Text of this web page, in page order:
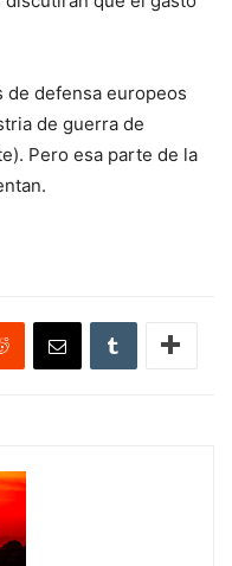
de defensa europeos
de guerra de
Pero esa parte de la